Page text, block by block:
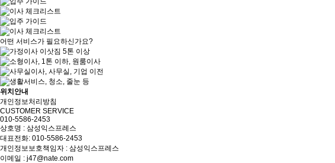
어떤 서비스가 필요하신가요?
위치안내
개인정보처리방침
CUSTOMER SERVICE
010-5586-2453
상호명 : 삼성익스프레스
대표전화: 010-5586-2453
개인정보보호책임자 : 삼성익스프레스
이메일 : j47@nate.com